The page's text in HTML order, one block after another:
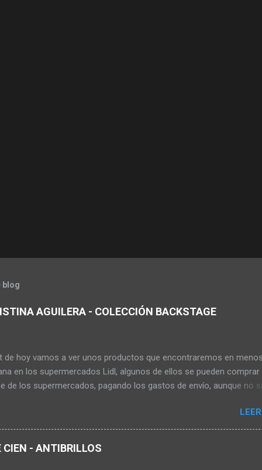
blog
AGUILERA - COLECCIÓN BACKSTAGE
de hoy vamos a ver unos productos que encontraremos en
en los supermercados Lidl, algunos de ellos se pueden comprar
de los supermercados, pagando los gastos de envío, aunque no
a ver ahora son de la colección Backstage de la cantante
dicha colección la encontrarás en tienda este 22 de Diciembre de
podemos ver en el folleto de los supermercados. ONDULADORA
- ANTIBRILLOS